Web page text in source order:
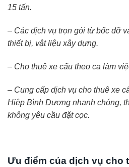
15 tấn.
– Các dịch vụ trọn gói từ bốc dỡ
thiết bị, vật liệu xây dựng.
– Cho thuê xe cẩu theo ca làm
– Cung cấp dịch vụ cho thuê xe
Hiệp Bình Dương nhanh chóng,
không yêu cầu đặt cọc.
Ưu điểm của dịch vụ cho